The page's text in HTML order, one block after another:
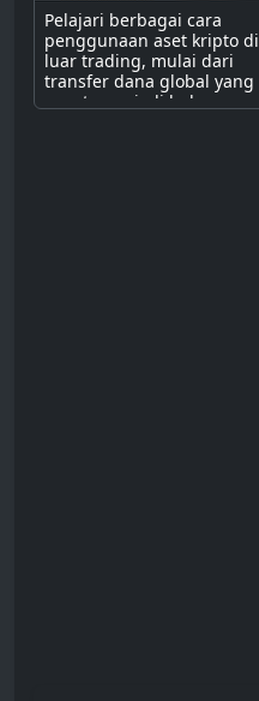
Pelajari berbagai cara
penggunaan aset kripto di
luar trading, mulai dari
transfer dana global yang
cepat, menjadi bahan